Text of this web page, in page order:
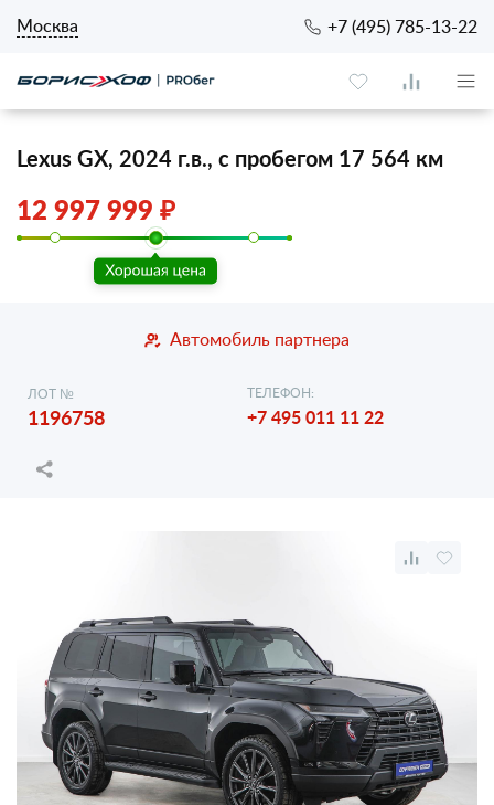
Москва +7 (495) 785-13-22
Lexus GX, 2024 г.в., с пробегом 17 564 км
12 997 999 ₽
Автомобиль партнера
ЛОТ №
1196758
ТЕЛЕФОН:
+7 495 011 11 22